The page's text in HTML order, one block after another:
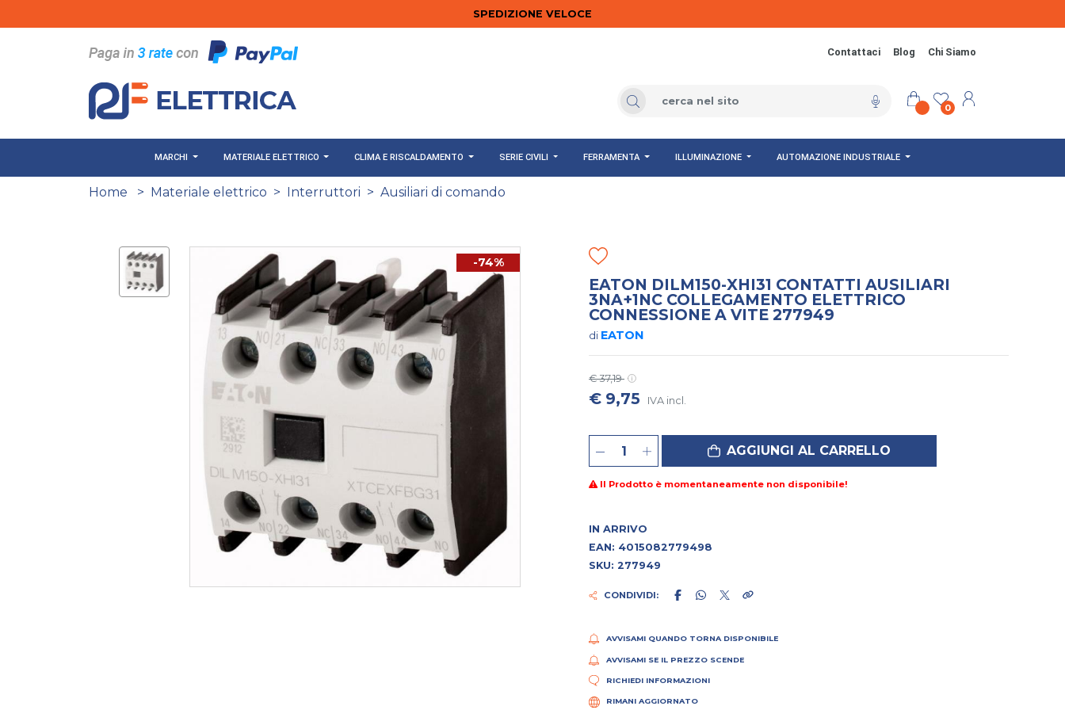
SPEDIZIONE VELOCE
Contattaci Blog Chi Siamo
0
MARCHI MATERIALE ELETTRICO CLIMA E RISCALDAMENTO SERIE CIVILI FERRAMENTA ILLUMINAZIONE AUTOMAZIONE INDUSTRIALE
Home > Materiale elettrico > Interruttori > Ausiliari di comando
-74%
EATON DILM150-XHI31 CONTATTI AUSILIARI
3NA+1NC COLLEGAMENTO ELETTRICO
CONNESSIONE A VITE 277949
di EATON
€ 37,19
€ 9,75 IVA incl.
AGGIUNGI AL CARRELLO
Il Prodotto è momentaneamente non disponibile!
IN ARRIVO
EAN: 4015082779498
SKU: 277949
CONDIVIDI:
AVVISAMI QUANDO TORNA DISPONIBILE
AVVISAMI SE IL PREZZO SCENDE
RICHIEDI INFORMAZIONI
RIMANI AGGIORNATO